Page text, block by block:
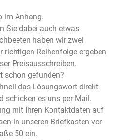
im Anhang.
Sie dabei auch etwas
haben wir zwei
richtigen Reihenfolge ergeben
Preisausschreiben.
schon gefunden?
das Lösungswort direkt
schicken es uns per Mail.
mit Ihren Kontaktdaten auf
in unseren Briefkasten vor
50 ein.